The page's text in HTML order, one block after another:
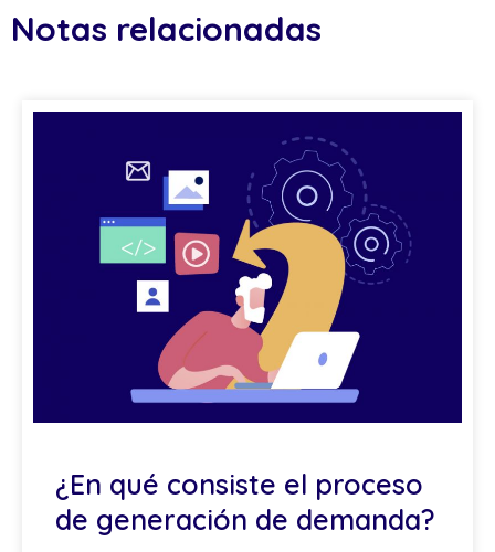
Notas relacionadas
¿En qué consiste el proceso
de generación de demanda?